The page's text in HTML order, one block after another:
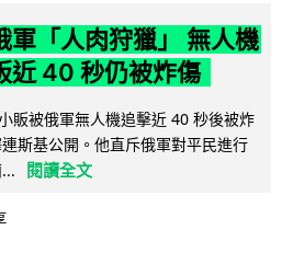
軍「人肉狩獵」 無人機
近 40 秒仍被炸傷
販被俄軍無人機追擊近 40 秒後被炸
斯基公開。他直斥俄軍對平民進行
閱讀全文